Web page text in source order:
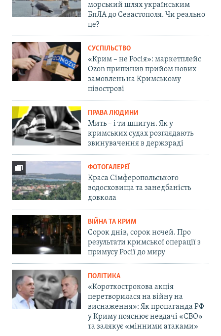
морський шлях українським
БпЛА до Севастополя. Чи реально
це?
СУСПІЛЬСТВО
«Крим – не Росія»: маркетплейс
Ozon припинив прийом нових
замовлень на Кримському
півострові
ПРАВА ЛЮДИНИ
Мить – і ти шпигун. Як у
кримських судах розглядають
звинувачення в держзраді
ФОТОГАЛЕРЕЇ
Краса Сімферопольського
водосховища та занедбаність
довкола
ВІЙНА ТА КРИМ
Сорок днів, сорок ночей. Про
результати кримської операції з
примусу Росії до миру
ПОЛІТИКА
«Короткострокова акція
перетворилася на війну на
виснаження»: Як пропаганда РФ
у Криму пояснює невдачі «СВО»
та залякує «мінними атаками»